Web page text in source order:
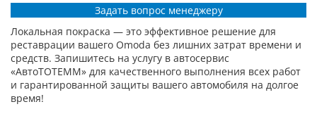
Задать вопрос менеджеру
Локальная покраска — это эффективное решение для
реставрации вашего Omoda без лишних затрат времени и
средств. Запишитесь на услугу в автосервис
«АвтоТОТЕММ» для качественного выполнения всех работ
и гарантированной защиты вашего автомобиля на долгое
время!